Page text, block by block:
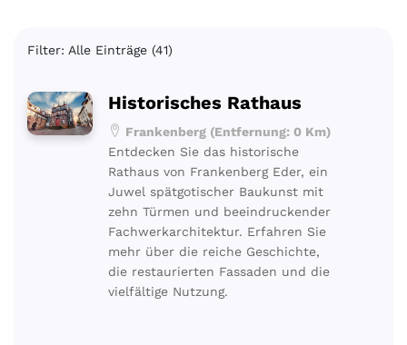
Filter: Alle Einträge (41)
Historisches Rathaus
Frankenberg (Entfernung: 0 Km)
Entdecken Sie das historische
Rathaus von Frankenberg Eder, ein
Juwel spätgotischer Baukunst mit
zehn Türmen und beeindruckender
Fachwerkarchitektur. Erfahren Sie
mehr über die reiche Geschichte,
die restaurierten Fassaden und die
vielfältige Nutzung.